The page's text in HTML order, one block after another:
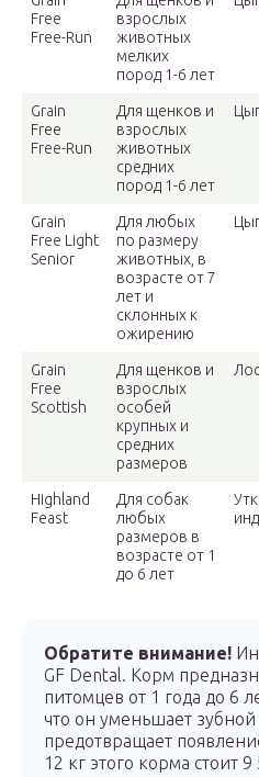
Free
Free-Run
взрослых
животных
мелких
пород 1-6 лет
Grain
Free
Free-Run
Для щенков и
взрослых
животных
средних
пород 1-6 лет
Grain
Free Light
Senior
Для любых
по размеру
животных, в
возрасте от 7
лет и
склонных к
ожирению
Grain
Free
Scottish
Для щенков и
взрослых
особей
крупных и
средних
размеров
Highland
Feast
Для собак
любых
размеров в
возрасте от 1
до 6 лет
Обратите внимание!
GF Dental. Корм
питомцев от 1 года до 6
что он уменьшает зубной
предотвращает
12 кг этого корма стоит